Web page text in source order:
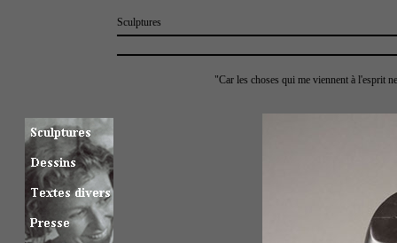
Sculptures
"Car les choses qui me viennent à l'esprit